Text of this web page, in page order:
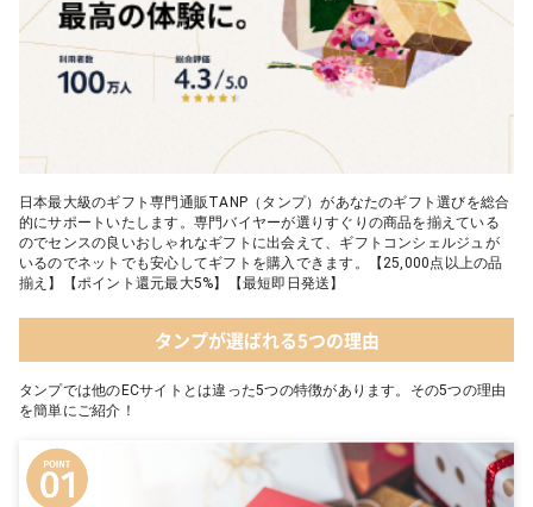
日本最大級のギフト専門通販TANP（タンプ）があなたのギフト選びを総合
的にサポートいたします。専門バイヤーが選りすぐりの商品を揃えている
のでセンスの良いおしゃれなギフトに出会えて、ギフトコンシェルジュが
いるのでネットでも安心してギフトを購入できます。【25,000点以上の品
揃え】【ポイント還元最大5%】【最短即日発送】
タンプが選ばれる5つの理由
タンプでは他のECサイトとは違った5つの特徴があります。その5つの理由
を簡単にご紹介！